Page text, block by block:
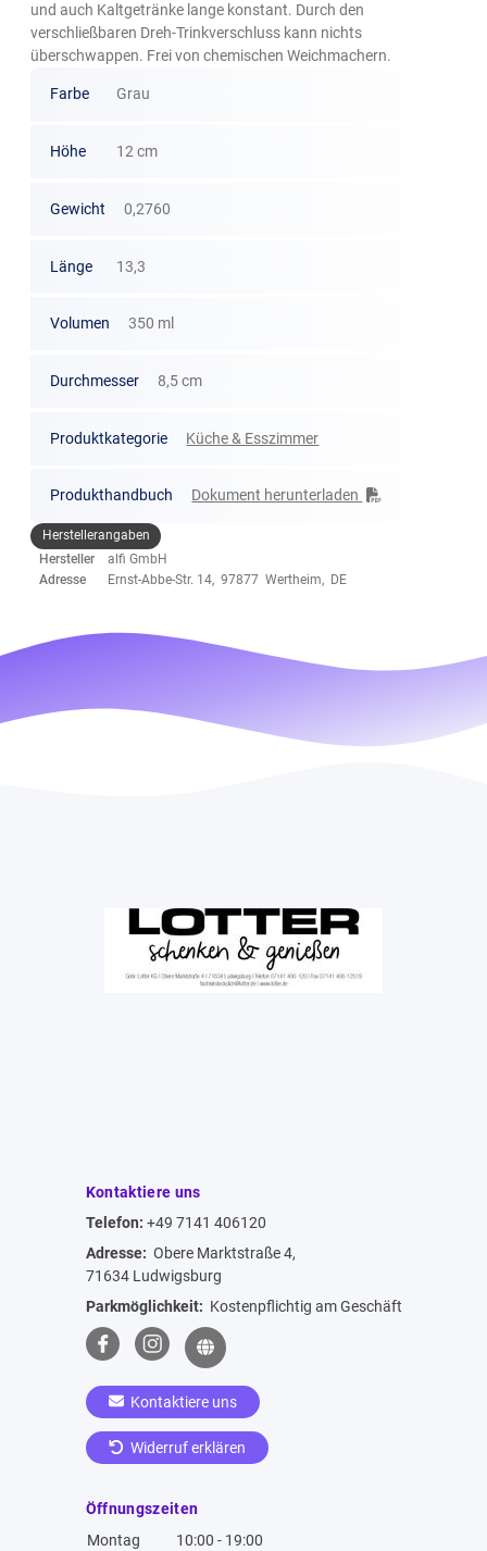
und auch Kaltgetränke lange konstant. Durch den
verschließbaren Dreh-Trinkverschluss kann nichts
überschwappen. Frei von chemischen Weichmachern.
Farbe Grau
Höhe 12 cm
Gewicht 0,2760
Länge 13,3
Volumen 350 ml
Durchmesser 8,5 cm
Produktkategorie Küche & Esszimmer
Produkthandbuch Dokument herunterladen
Herstellerangaben
Hersteller
alfi GmbH
Adresse
Ernst-Abbe-Str. 14, 97877 Wertheim, DE
Kontaktiere uns
Telefon: +49 7141 406120
Adresse: Obere Marktstraße 4,
71634 Ludwigsburg
Parkmöglichkeit: Kostenpflichtig am Geschäft
Kontaktiere uns
Widerruf erklären
Öffnungszeiten
Montag
10:00 - 19:00